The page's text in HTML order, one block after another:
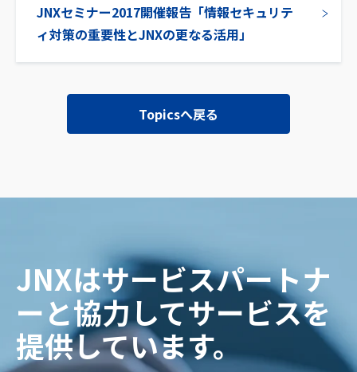
JNXセミナー2017開催報告「情報セキュリテ
ィ対策の重要性とJNXの更なる活用」
Topicsへ戻る
JNXはサービスパートナ
ーと協力してサービスを
提供しています。